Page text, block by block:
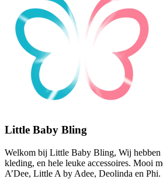
Little Baby Bling
Welkom bij Little Baby Bling, Wij hebben
kleding, en hele leuke accessoires. Mooi
A’Dee, Little A by Adee, Deolinda en Phi.